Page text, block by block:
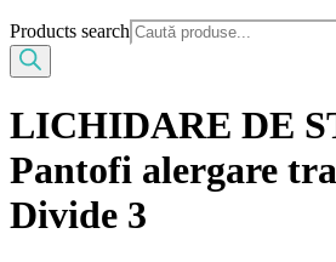
Products search
LICHIDARE DE
Pantofi alergare
Divide 3